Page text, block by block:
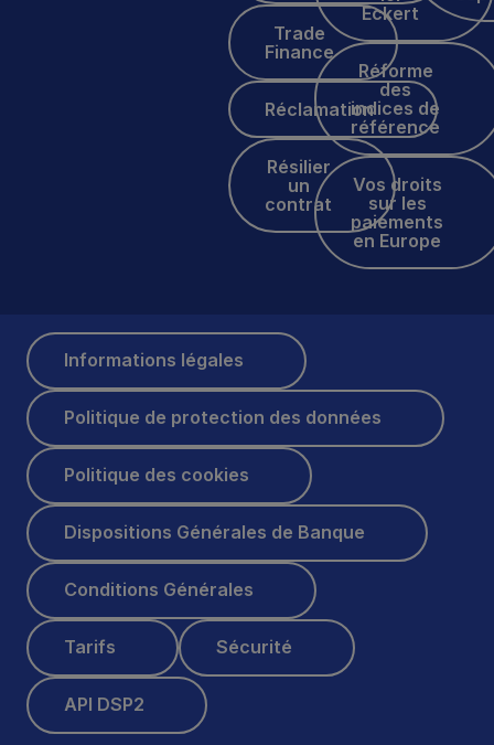
Trade Finance
Trade
Finance
Réclamation
Réclamation
Résilier un contrat
Résilier
un
contrat
Eckert
Réforme des indices
Réforme
des
indices de
référence
Vos droits sur les
Vos droits
sur les
paiements
en Europe
Informations légales
Informations légales
Politique de protection des données
Politique de protection des données
Politique des cookies
Politique des cookies
Dispositions Générales de Banque
Dispositions Générales de Banque
Conditions Générales
Conditions Générales
Tarifs
Tarifs
Sécurité
Sécurité
API DSP2
API DSP2